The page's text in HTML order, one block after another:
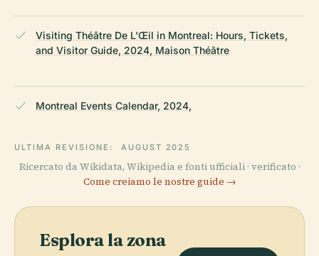
Visiting Théâtre De L'Œil in Montreal: Hours, Tickets,
and Visitor Guide, 2024, Maison Théâtre
Montreal Events Calendar, 2024,
ULTIMA REVISIONE: AUGUST 2025
Ricercato da Wikidata, Wikipedia e fonti ufficiali · verificato ·
Come creiamo le nostre guide →
Esplora la zona